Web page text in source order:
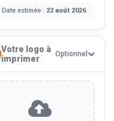
Date estimée : 22 août 2026
Votre logo à
imprimer
Optionnel